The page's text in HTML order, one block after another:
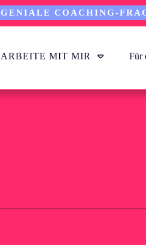
GENIALE COACHING-
ARBEITE MIT MIR Für